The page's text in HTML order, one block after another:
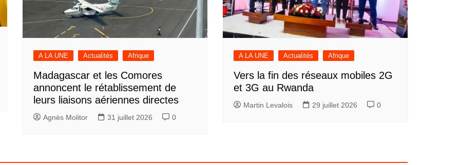
A LA UNE Actualités Afrique
Madagascar et les Comores
annoncent le rétablissement de
leurs liaisons aériennes directes
Agnès Molitor 31 juillet 2026 0
A LA UNE Actualités Afrique
Vers la fin des réseaux mobiles 2G
et 3G au Rwanda
Martin Levalois 29 juillet 2026 0